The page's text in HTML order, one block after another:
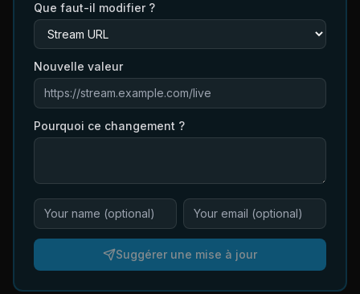
Que faut-il modifier ?
Nouvelle valeur
Pourquoi ce changement ?
Suggérer une mise à jour